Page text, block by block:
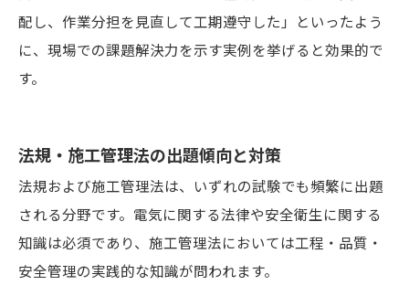
配し、作業分担を見直して工期遵守した」といったよう
に、現場での課題解決力を示す実例を挙げると効果的で
す。
法規・施工管理法の出題傾向と対策
法規および施工管理法は、いずれの試験でも頻繁に出題
される分野です。電気に関する法律や安全衛生に関する
知識は必須であり、施工管理法においては工程・品質・
安全管理の実践的な知識が問われます。